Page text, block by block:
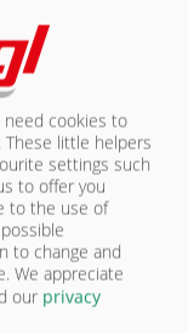
Fox также
проверенной
при каждом
богатая
Он поставляется
и принадлежностей.
преимущества
и оптимальной
need cookies to
little helpers
settings such
to offer you
to the use of
to change and
We appreciate
our privacy